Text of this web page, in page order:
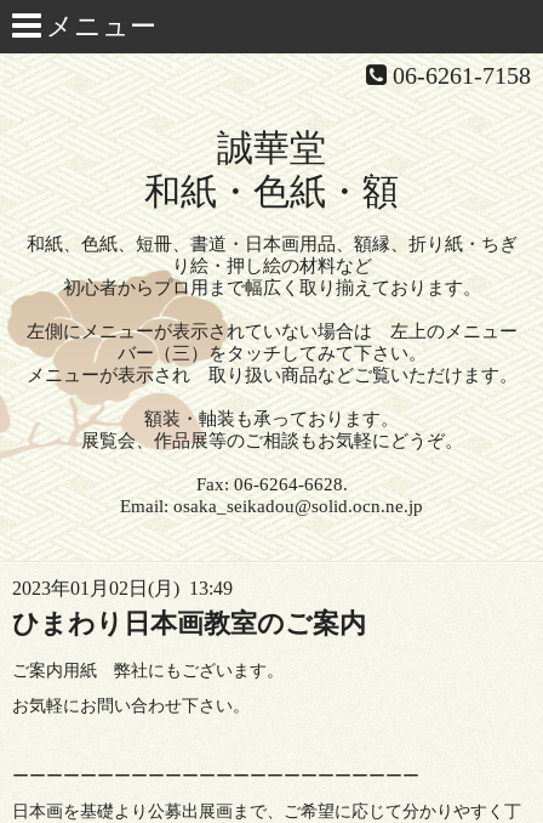
06-6261-7158
誠華堂
和紙・色紙・額
和紙、色紙、短冊、書道・日本画用品、額縁、折り紙・ちぎ
り絵・押し絵の材料など
初心者からプロ用まで幅広く取り揃えております。
左側にメニューが表示されていない場合は 左上のメニュー
バー（三）をタッチしてみて下さい。
メニューが表示され 取り扱い商品などご覧いただけます。
額装・軸装も承っております。
展覧会、作品展等のご相談もお気軽にどうぞ。
Fax: 06-6264-6628.
Email: osaka_seikadou@solid.ocn.ne.jp
2023年01月02日(月) 13:49
ひまわり日本画教室のご案内
ご案内用紙 弊社にもございます。
お気軽にお問い合わせ下さい。
ーーーーーーーーーーーーーーーーーーーーーーーー
日本画を基礎より公募出展画まで、ご希望に応じて分かりやすく丁